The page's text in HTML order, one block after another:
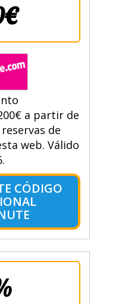
a partir de
de
web. Válido
CÓDIGO